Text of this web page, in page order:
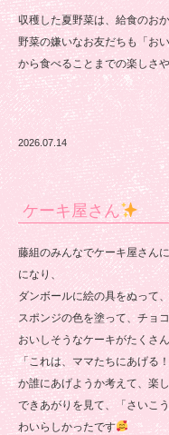
収穫した夏野菜は、給食のお
野菜の嫌いなお友だちも「お
から食べることまでの楽しさ
2026.07.14
ケーキ屋さん
藤組のみんなでケーキ屋さん
になり、
ダンボールに絵の具をぬって
スポンジの色を塗って、チョ
おいしそうなケーキがたくさ
「これは、ママたちにあげる
か誰にあげようか考えて、楽
できあがりを見て、「さいこう
わいらしかったです